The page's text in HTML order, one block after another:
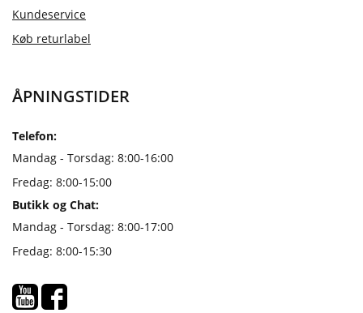
Kundeservice
Køb returlabel
ÅPNINGSTIDER
Telefon:
Mandag - Torsdag: 8:00-16:00
Fredag: 8:00-15:00
Butikk og Chat:
Mandag - Torsdag: 8:00-17:00
Fredag: 8:00-15:30